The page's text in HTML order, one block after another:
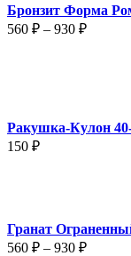
Бронзит Форма
560 ₽ – 930 ₽
Ракушка-Кулон
150 ₽
Гранат
560 ₽ – 930 ₽